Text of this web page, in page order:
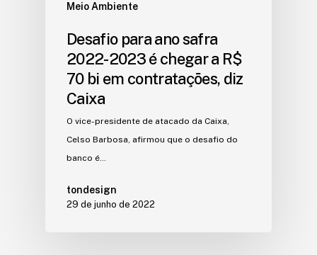
Meio Ambiente
Desafio para ano safra
2022-2023 é chegar a R$
70 bi em contratações, diz
Caixa
O vice-presidente de atacado da Caixa,
Celso Barbosa, afirmou que o desafio do
banco é…
tondesign
29 de junho de 2022